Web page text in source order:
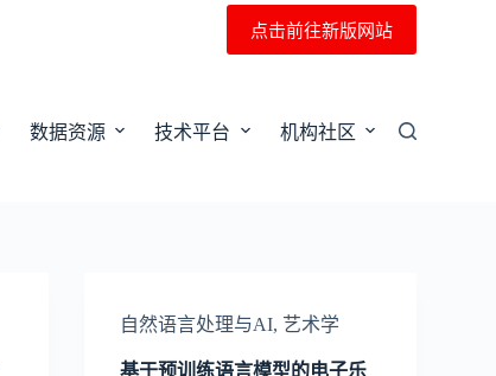
点击前往新版网站
数据资源 技术平台 机构社区
自然语言处理与AI, 艺术学
基于预训练语言模型的电子乐